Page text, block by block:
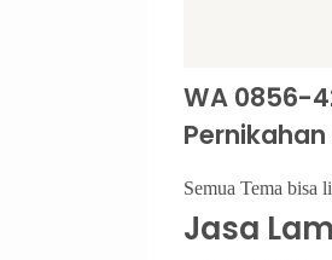
WA 0856-
Semua Tema bisa
Jasa